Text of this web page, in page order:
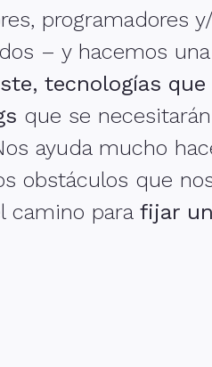
programadores
– y hacemos una
tecnologías que
que se
ayuda mucho
obstáculos que
camino para fijar